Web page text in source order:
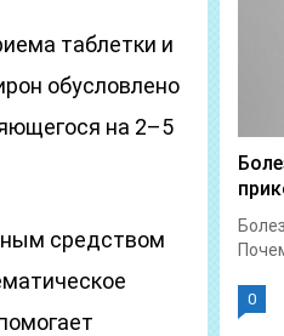
таблетки и
обусловлено
на 2–5
средством
0